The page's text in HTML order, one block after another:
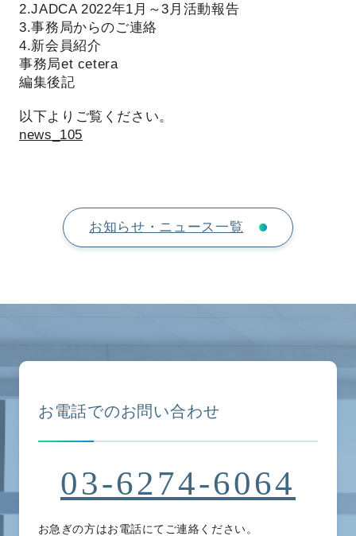
2.JADCA 2022年1月～3月活動報告
3.事務局からのご連絡
4.新会員紹介
事務局et cetera
編集後記
以下よりご覧ください。
news_105
お知らせ・ニュース一覧
お電話でのお問い合わせ
03-6274-6064
お急ぎの方はお電話にてご連絡ください。